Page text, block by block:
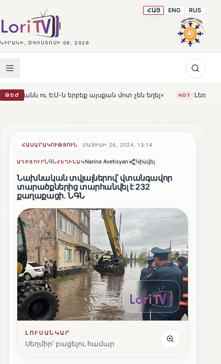
ԿԻՐԱԿԻ, ՕԳՈՍՏՈՍԻ 09, 2026
ՀԱՅ ENG RUS
ԹԵԺ
այսքան մոտ չեն եղել» HOT Լեռնահովիտի Սուրբ
ՀԱՍԱՐԱԿՈՒԹՅՈՒՆ ՄԱՅԻՍԻ 26, 2024, 13:14
ԱՂԲՅՈՒՐՆԳՆՀԵՂԻՆԱԿNarine Avetisyan Կիսվել
Նախնական տվյալներով՝ վտանգավոր
տարածքներից տարհանվել է 232
քաղաքացի. ՆԳՆ
ԼՈՒՍԱՆԿԱՐ
Սեղմիր՝ բացելու համար